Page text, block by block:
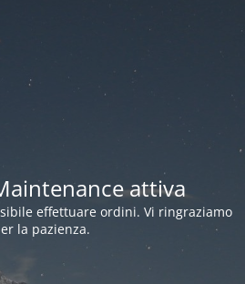
attiva
effettuare ordini. Vi ringraziamo
la pazienza.